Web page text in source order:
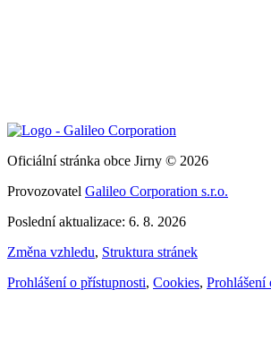
Oficiální stránka obce Jirny © 2026
Provozovatel Galileo Corporation s.r.o.
Poslední aktualizace: 6. 8. 2026
Změna vzhledu, Struktura stránek
Prohlášení o přístupnosti, Cookies, Prohlášení